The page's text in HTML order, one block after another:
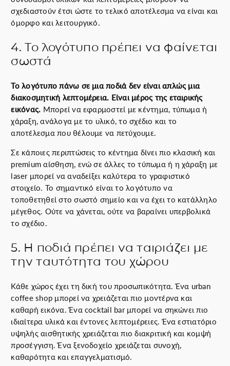
σχεδιαστούν έτσι ώστε το τελικό αποτέλεσμα να είναι και
όμορφο και λειτουργικό.
4. Το λογότυπο πρέπει να φαίνεται
σωστά
Το λογότυπο πάνω σε μια ποδιά δεν είναι απλώς μια
διακοσμητική λεπτομέρεια. Είναι μέρος της εταιρικής
εικόνας. Μπορεί να εφαρμοστεί με κέντημα, τύπωμα ή
χάραξη, ανάλογα με το υλικό, το σχέδιο και το
αποτέλεσμα που θέλουμε να πετύχουμε.
Σε κάποιες περιπτώσεις το κέντημα δίνει πιο κλασική και
premium αίσθηση, ενώ σε άλλες το τύπωμα ή η χάραξη με
laser μπορεί να αναδείξει καλύτερα το γραφιστικό
στοιχείο. Το σημαντικό είναι το λογότυπο να
τοποθετηθεί στο σωστό σημείο και να έχει το κατάλληλο
μέγεθος. Ούτε να χάνεται, ούτε να βαραίνει υπερβολικά
το σχέδιο.
5. Η ποδιά πρέπει να ταιριάζει με
την ταυτότητα του χώρου
Κάθε χώρος έχει τη δική του προσωπικότητα. Ένα urban
coffee shop μπορεί να χρειάζεται πιο μοντέρνα και
καθαρή εικόνα. Ένα cocktail bar μπορεί να σηκώνει πιο
ιδιαίτερα υλικά και έντονες λεπτομέρειες. Ένα εστιατόριο
υψηλής αισθητικής χρειάζεται πιο διακριτική και κομψή
προσέγγιση. Ένα ξενοδοχείο χρειάζεται συνοχή,
καθαρότητα και επαγγελματισμό.